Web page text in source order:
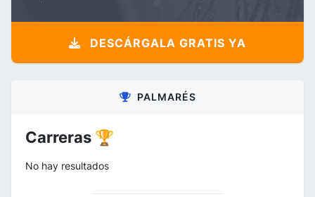
DESCÁRGALA GRATIS YA
PALMARÉS
Carreras 🏆
No hay resultados